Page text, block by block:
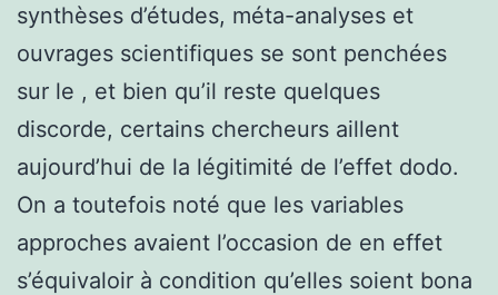
synthèses d’études, méta-analyses et
ouvrages scientifiques se sont penchées
sur le , et bien qu’il reste quelques
discorde, certains chercheurs aillent
aujourd’hui de la légitimité de l’effet dodo.
On a toutefois noté que les variables
approches avaient l’occasion de en effet
s’équivaloir à condition qu’elles soient bona